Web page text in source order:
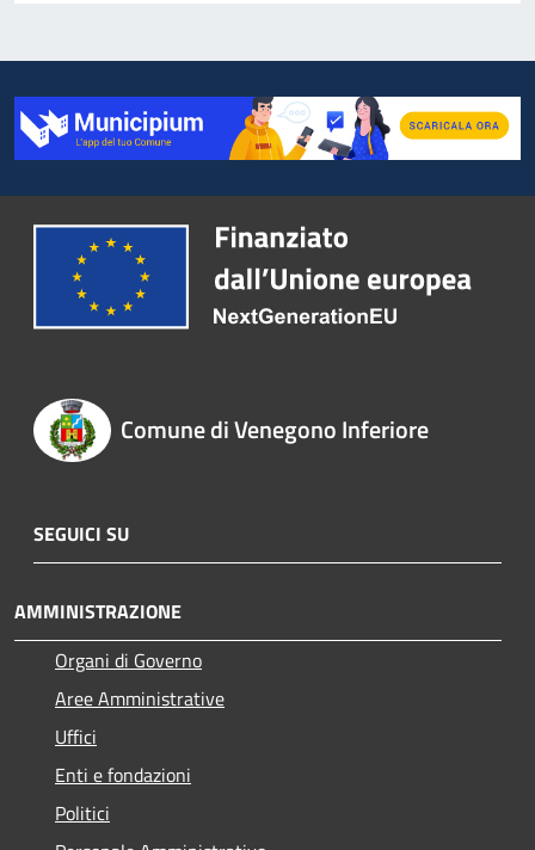
Comune di Venegono Inferiore
SEGUICI SU
AMMINISTRAZIONE
Organi di Governo
Aree Amministrative
Uffici
Enti e fondazioni
Politici